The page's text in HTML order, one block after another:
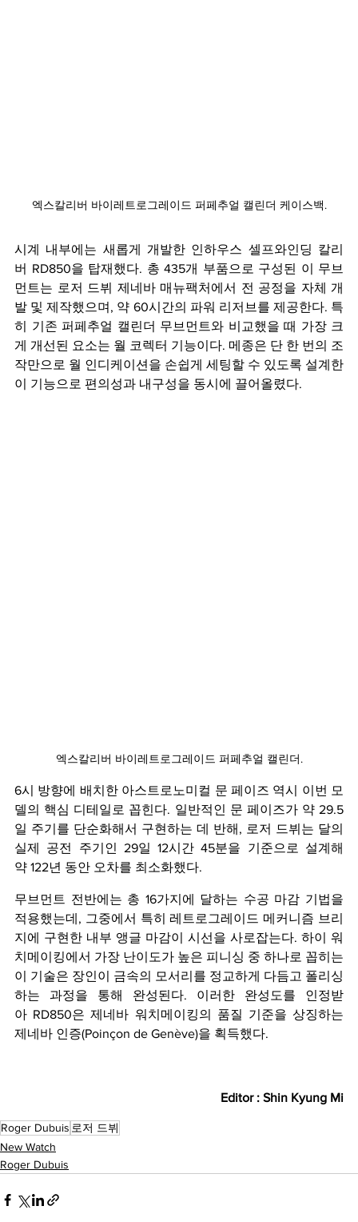
엑스칼리버 바이레트로그레이드 퍼페추얼 캘린더 케이스백.
시계 내부에는 새롭게 개발한 인하우스 셀프와인딩 칼리
버 RD850을 탑재했다. 총 435개 부품으로 구성된 이 무브
먼트는 로저 드뷔 제네바 매뉴팩처에서 전 공정을 자체 개
발 및 제작했으며, 약 60시간의 파워 리저브를 제공한다. 특
히 기존 퍼페추얼 캘린더 무브먼트와 비교했을 때 가장 크
게 개선된 요소는 월 코렉터 기능이다. 메종은 단 한 번의 조
작만으로 월 인디케이션을 손쉽게 세팅할 수 있도록 설계한
이 기능으로 편의성과 내구성을 동시에 끌어올렸다.
엑스칼리버 바이레트로그레이드 퍼페추얼 캘린더.
6시 방향에 배치한 아스트로노미컬 문 페이즈 역시 이번 모
델의 핵심 디테일로 꼽힌다. 일반적인 문 페이즈가 약 29.5
일 주기를 단순화해서 구현하는 데 반해, 로저 드뷔는 달의
실제 공전 주기인 29일 12시간 45분을 기준으로 설계해
약 122년 동안 오차를 최소화했다.
무브먼트 전반에는 총 16가지에 달하는 수공 마감 기법을
적용했는데, 그중에서 특히 레트로그레이드 메커니즘 브리
지에 구현한 내부 앵글 마감이 시선을 사로잡는다. 하이 워
치메이킹에서 가장 난이도가 높은 피니싱 중 하나로 꼽히는
이 기술은 장인이 금속의 모서리를 정교하게 다듬고 폴리싱
하는 과정을 통해 완성된다. 이러한 완성도를 인정받
아 RD850은 제네바 워치메이킹의 품질 기준을 상징하는
제네바 인증(Poinçon de Genève)을 획득했다.
Editor : Shin Kyung Mi
Roger Dubuis 로저 드뷔
New Watch
Roger Dubuis